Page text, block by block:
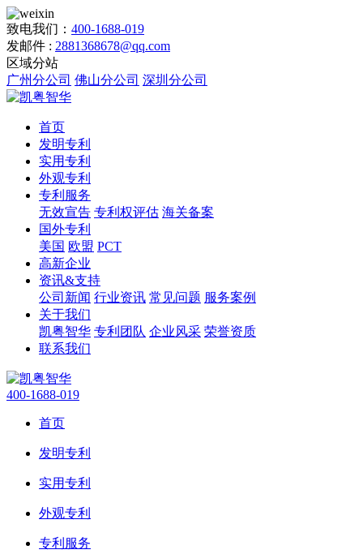
致电我们： 400-1688-019
发邮件 : 2881368678@qq.com
区域分站
广州分公司 佛山分公司 深圳分公司
首页
发明专利
实用专利
外观专利
专利服务
无效宣告 专利权评估 海关备案
国外专利
美国 欧盟 PCT
高新企业
资讯&支持
公司新闻 行业资讯 常见问题 服务案例
关于我们
凯粤智华 专利团队 企业风采 荣誉资质
联系我们
400-1688-019
首页
发明专利
实用专利
外观专利
专利服务